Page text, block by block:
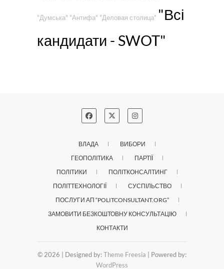
"Думська" "Антифа" "Деловая столица" "Всі
кандидати - SWOT"
ВЛАДА
ВИБОРИ
ГЕОПОЛІТИКА
ПАРТІЇ
ПОЛІТИКИ
ПОЛІТКОНСАЛТИНГ
ПОЛІТТЕХНОЛОГІЇ
СУСПІЛЬСТВО
ПОСЛУГИ АП “POLITCONSULTANT.ORG”
ЗАМОВИТИ БЕЗКОШТОВНУ КОНСУЛЬТАЦІЮ
КОНТАКТИ
© 2026 | Designed by:Theme Freesia | Powered by:
WordPress